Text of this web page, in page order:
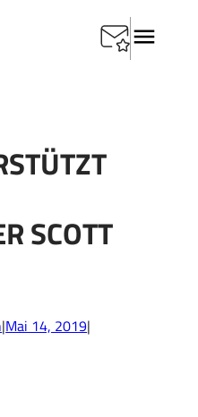
britischen
SCOTT
|Mai 14, 2019|